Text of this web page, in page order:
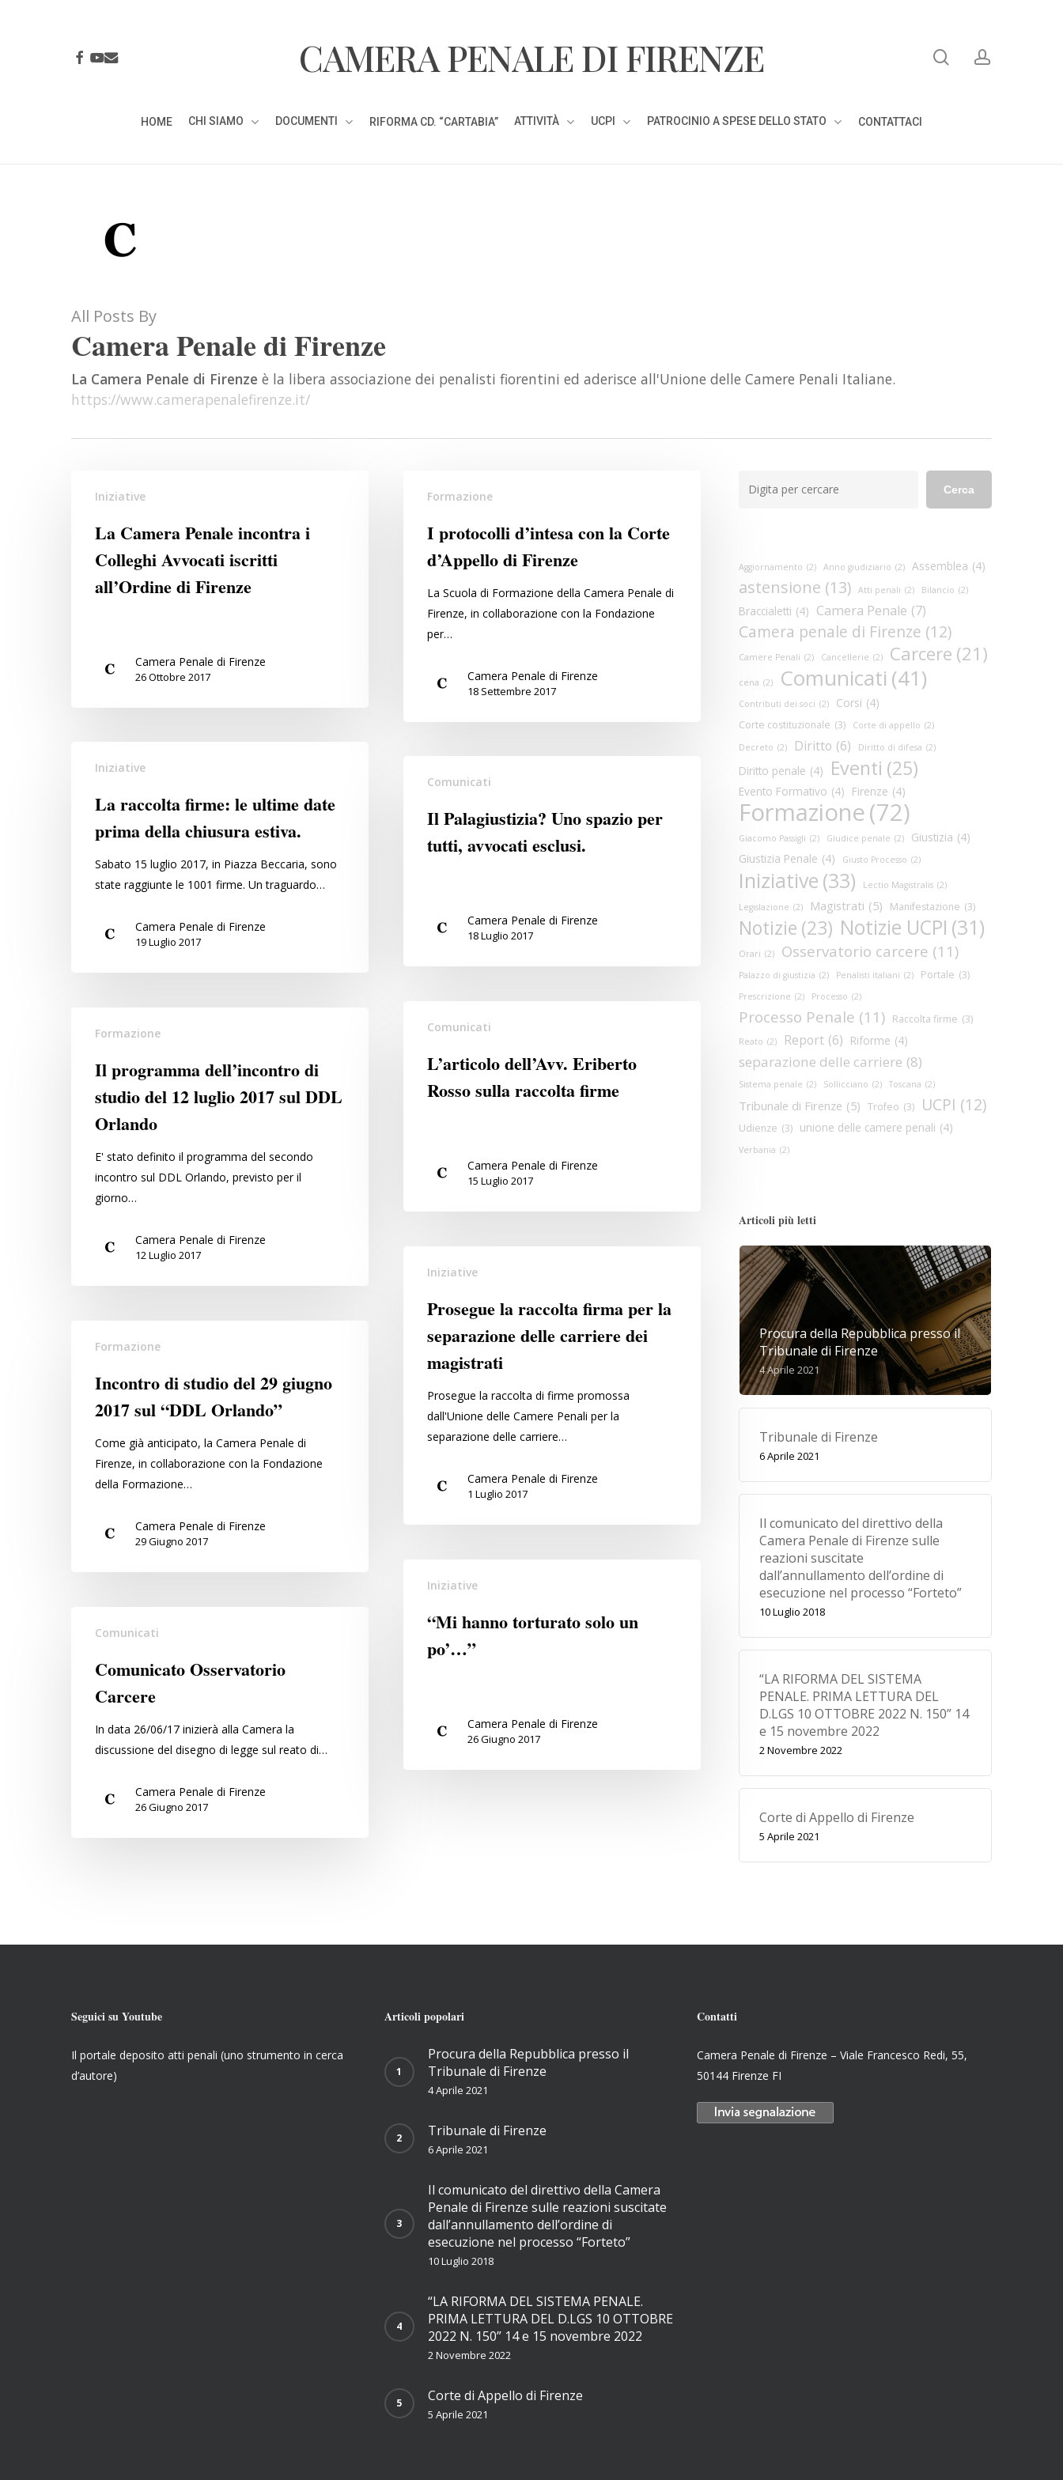
CAMERA PENALE DI FIRENZE
FACEBOOK
YOUTUBE
EMAIL
HOME CHI SIAMO DOCUMENTI RIFORMA CD. “CARTABIA” ATTIVITÀ UCPI PATROCINIO A SPESE DELLO STATO CONTATTACI
All Posts By
Camera Penale di Firenze
La Camera Penale di Firenze è la libera associazione dei penalisti fiorentini ed aderisce all'Unione delle Camere Penali Italiane.
https://www.camerapenalefirenze.it/
Camera
incontra
Colleghi
Iniziative
La Camera Penale incontra i
Colleghi Avvocati iscritti
all’Ordine di Firenze
Camera Penale di Firenze
26 Ottobre 2017
protocolli
Firenze
Formazione
I protocolli d’intesa con la Corte
d’Appello di Firenze
La Scuola di Formazione della Camera Penale di
Firenze, in collaborazione con la Fondazione
per…
Camera Penale di Firenze
18 Settembre 2017
raccolta
ultime
Iniziative
La raccolta firme: le ultime date
prima della chiusura estiva.
Sabato 15 luglio 2017, in Piazza Beccaria, sono
state raggiunte le 1001 firme. Un traguardo…
Camera Penale di Firenze
19 Luglio 2017
Palagiustizia?
spazio
Comunicati
Il Palagiustizia? Uno spazio per
tutti, avvocati esclusi.
Camera Penale di Firenze
18 Luglio 2017
dell’Avv.
Rosso
Comunicati
L’articolo dell’Avv. Eriberto
Rosso sulla raccolta firme
Camera Penale di Firenze
15 Luglio 2017
programma
studio
luglio
2017
Orlando
Formazione
Il programma dell’incontro di
studio del 12 luglio 2017 sul DDL
Orlando
E' stato definito il programma del secondo
incontro sul DDL Orlando, previsto per il
giorno…
Camera Penale di Firenze
12 Luglio 2017
firma
carriere
Iniziative
Prosegue la raccolta firma per la
separazione delle carriere dei
magistrati
Prosegue la raccolta di firme promossa
dall'Unione delle Camere Penali per la
separazione delle carriere…
Camera Penale di Firenze
1 Luglio 2017
Formazione
Incontro di studio del 29 giugno
2017 sul “DDL Orlando”
Come già anticipato, la Camera Penale di
Firenze, in collaborazione con la Fondazione
della Formazione…
Camera Penale di Firenze
29 Giugno 2017
hannoIniziative
“Mi hanno torturato solo un
po’…”
Camera Penale di Firenze
26 Giugno 2017
Osservatorio
Comunicati
Comunicato Osservatorio
Carcere
In data 26/06/17 inizierà alla Camera la
discussione del disegno di legge sul reato di…
Camera Penale di Firenze
26 Giugno 2017
Cerca
Aggiornamento (2) Anno giudiziario (2) Assemblea (4)
astensione (13) Atti penali (2) Bilancio (2)
Braccialetti (4) Camera Penale (7)
Camera penale di Firenze (12)
Camere Penali (2) Cancellerie (2) Carcere (21)
cena (2) Comunicati (41)
Contributi dei soci (2) Corsi (4)
Corte costituzionale (3) Corte di appello (2)
Decreto (2) Diritto (6) Diritto di difesa (2)
Diritto penale (4) Eventi (25)
Evento Formativo (4) Firenze (4)
Formazione(72)
Giacomo Passigli (2) Giudice penale (2) Giustizia (4)
Giustizia Penale (4) Giusto Processo (2)
Iniziative (33) Lectio Magistralis (2)
Legislazione (2) Magistrati (5) Manifestazione (3)
Notizie (23) Notizie UCPI (31)
Orari (2) Osservatorio carcere (11)
Palazzo di giustizia (2) Penalisti italiani (2) Portale (3)
Prescrizione (2) Processo (2)
Processo Penale (11) Raccolta firme (3)
Reato (2) Report (6) Riforme (4)
separazione delle carriere (8)
Sistema penale (2) Sollicciano (2) Toscana (2)
Tribunale di Firenze (5) Trofeo (3) UCPI (12)
Udienze (3) unione delle camere penali (4)
Verbania (2)
Articoli più letti
Procura della Repubblica presso il
Tribunale di Firenze
4 Aprile 2021
Tribunale di Firenze
6 Aprile 2021
Il comunicato del direttivo della
Camera Penale di Firenze sulle
reazioni suscitate
dall’annullamento dell’ordine di
esecuzione nel processo “Forteto”
10 Luglio 2018
“LA RIFORMA DEL SISTEMA
PENALE. PRIMA LETTURA DEL
D.LGS 10 OTTOBRE 2022 N. 150” 14
e 15 novembre 2022
2 Novembre 2022
Corte di Appello di Firenze
5 Aprile 2021
Seguici su Youtube
Il portale deposito atti penali (uno strumento in cerca
d’autore)
Articoli popolari
Procura della Repubblica presso il
Tribunale di Firenze
4 Aprile 2021
Tribunale di Firenze
6 Aprile 2021
Il comunicato del direttivo della Camera
Penale di Firenze sulle reazioni suscitate
dall’annullamento dell’ordine di
esecuzione nel processo “Forteto”
10 Luglio 2018
“LA RIFORMA DEL SISTEMA PENALE.
PRIMA LETTURA DEL D.LGS 10 OTTOBRE
2022 N. 150” 14 e 15 novembre 2022
2 Novembre 2022
Corte di Appello di Firenze
5 Aprile 2021
Contatti
Camera Penale di Firenze – Viale Francesco Redi, 55,
50144 Firenze FI